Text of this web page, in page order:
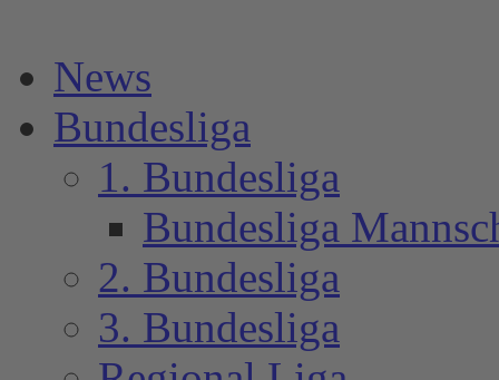
News
Bundesliga
1. Bundesliga
Bundesliga
2. Bundesliga
3. Bundesliga